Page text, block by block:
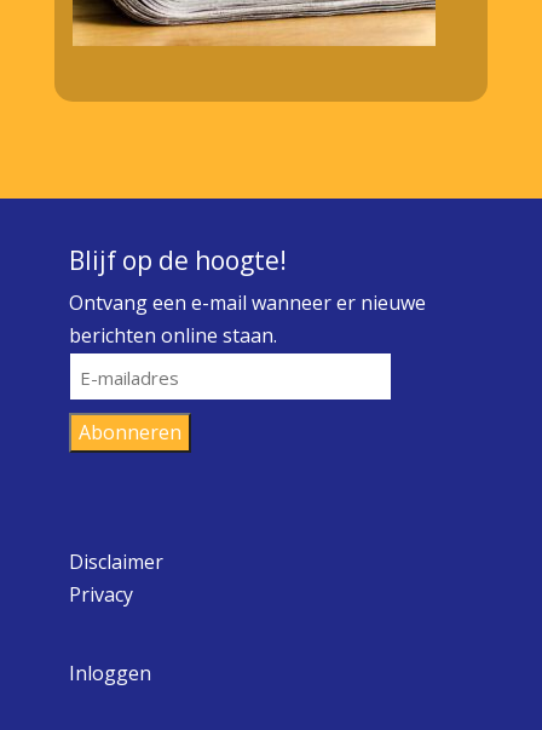
Blijf op de hoogte!
Ontvang een e-mail wanneer er nieuwe
berichten online staan.
E-
mailadres
Abonneren
Disclaimer
Privacy
Inloggen